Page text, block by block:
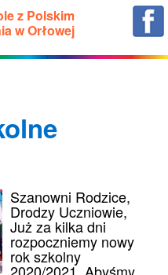
z Polskim
w Orłowej
Szanowni Rodzice,
Drodzy Uczniowie,
Już za kilka dni
rozpoczniemy nowy
rok szkolny